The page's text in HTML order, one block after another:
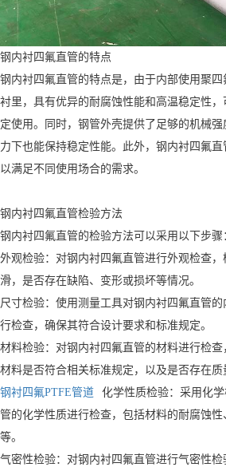
钢内衬四氟直管的特点
钢内衬四氟直管的特点是，由于内部使用聚
衬里，具有优异的耐腐蚀性能和高温稳定性
定使用。同时，钢管外壳提供了足够的机械
力下也能保持稳定性能。此外，钢内衬四氟直
以满足不同使用场合的需求。
钢内衬四氟直管检验方法
钢内衬四氟直管的检验方法可以采用以下步骤
外观检验：对钢内衬四氟直管进行外观检查
滑，是否存在缺陷、变形或损坏等情况。
尺寸检验：使用测量工具对钢内衬四氟直管
行检查，确保其符合设计要求和标准规定。
材料检验：对钢内衬四氟直管的材料进行检
材料是否符合相关标准规定，以及是否存在质
钢衬四氟PTFE管道
化学性质检验：采用化
管的化学性质进行检查，包括材料的耐腐蚀
等。
气密性检验：对钢内衬四氟直管进行气密性